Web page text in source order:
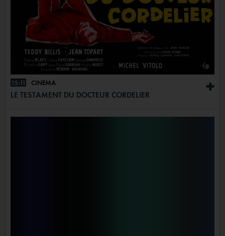
+
15:11 CINÉMA
LE TESTAMENT DU DOCTEUR CORDELIER